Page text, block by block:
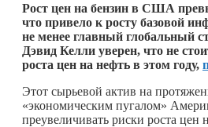
Рост цен на бензин в США
что привело к росту базовой
не менее главный глобальный
Дэвид Келли уверен, что не
роста цен на нефть в этом году,
Этот сырьевой актив на
«экономическим пугалом»
преувеличивать риски роста цен